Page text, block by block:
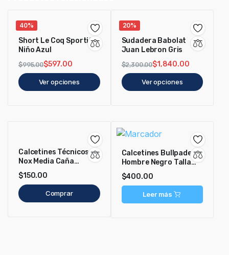
40%
Short Le Coq Sportif
Niño Azul
$995.00$597.00
Ver opciones
20%
Sudadera Babolat
Juan Lebron Gris
$2,300.00$1,840.00
Ver opciones
Calcetines Técnicos
Nox Media Caña
Negro/Rojo
$150.00
Comprar
Calcetines Bullpadel
Hombre Negro Talla
Unica
$400.00
Leer más